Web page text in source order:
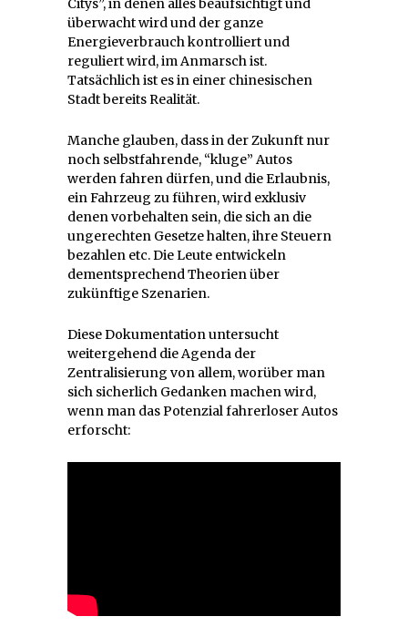
Citys”, in denen alles beaufsichtigt und
überwacht wird und der ganze
Energieverbrauch kontrolliert und
reguliert wird, im Anmarsch ist.
Tatsächlich ist es in einer chinesischen
Stadt bereits Realität.
Manche glauben, dass in der Zukunft nur
noch selbstfahrende, “kluge” Autos
werden fahren dürfen, und die Erlaubnis,
ein Fahrzeug zu führen, wird exklusiv
denen vorbehalten sein, die sich an die
ungerechten Gesetze halten, ihre Steuern
bezahlen etc. Die Leute entwickeln
dementsprechend Theorien über
zukünftige Szenarien.
Diese Dokumentation untersucht
weitergehend die Agenda der
Zentralisierung von allem, worüber man
sich sicherlich Gedanken machen wird,
wenn man das Potenzial fahrerloser Autos
erforscht: